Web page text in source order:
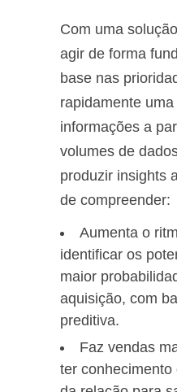
Com uma
agir de forma
base nas
rapidamente
informações a
volumes de
produzir insights
de compreender:
Aumenta o
identificar os
maior
aquisição, com
preditiva.
Faz vendas
ter